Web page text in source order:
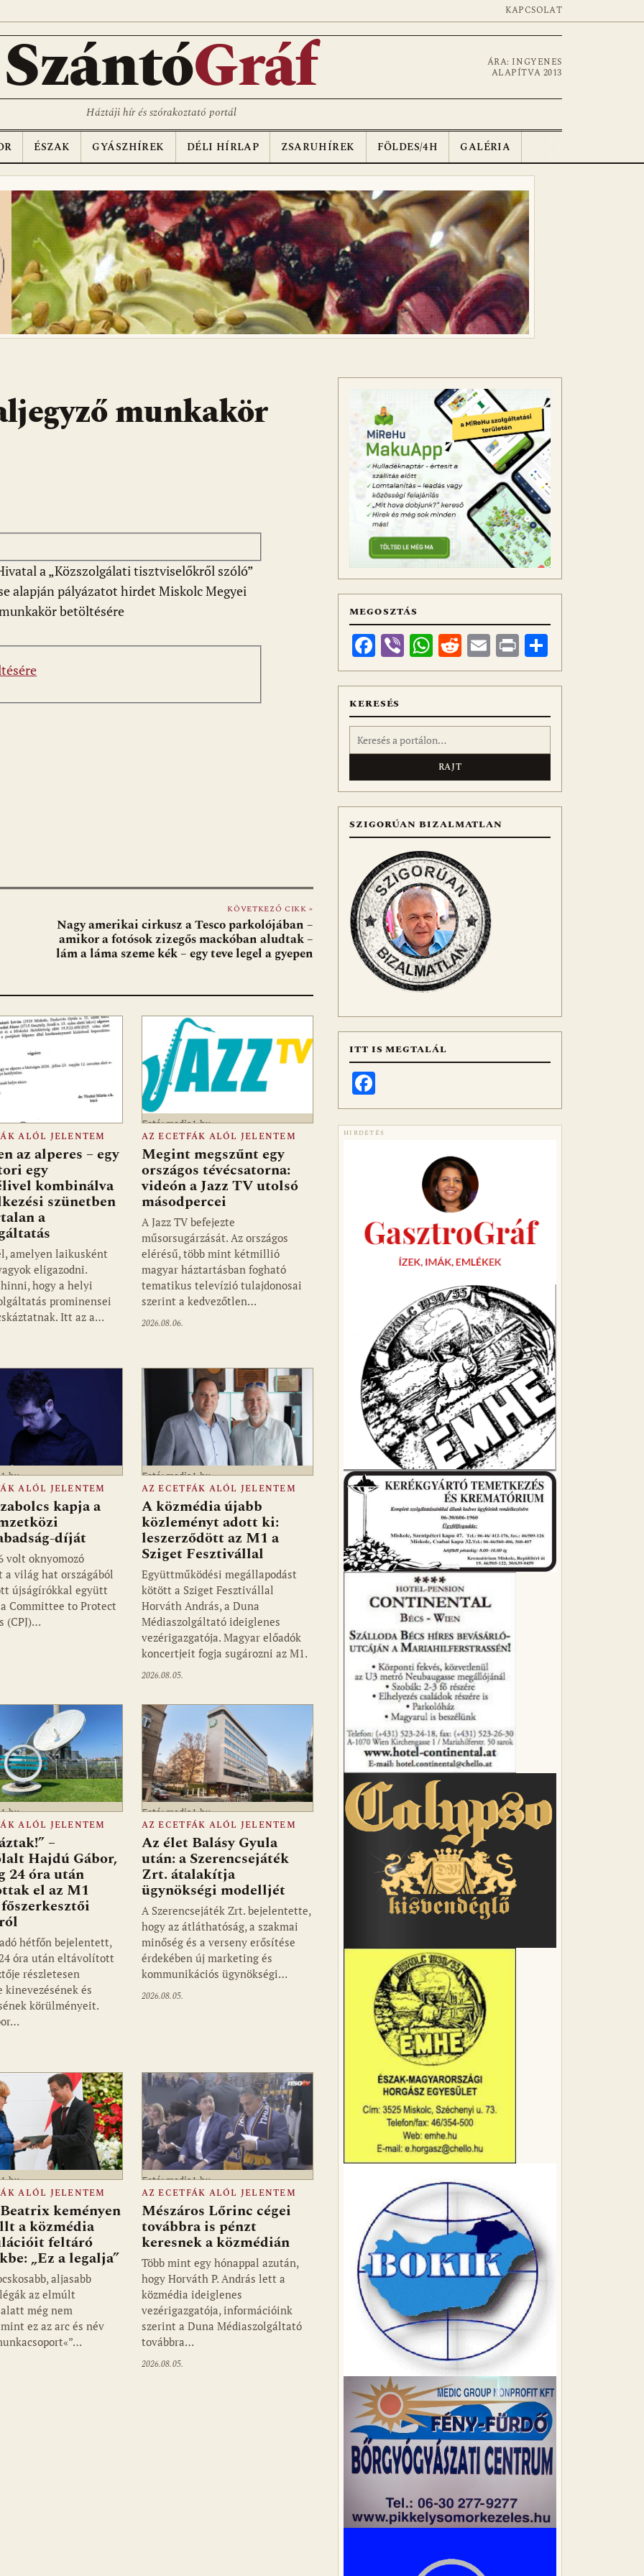
KAPCSOLAT
SzántóGráf
ÁRA: INGYENES
ALAPÍTVA 2013
Háztáji hír és szórakoztató portál
ÉSZAK GYÁSZHÍREK DÉLI HÍRLAP ZSARUHÍREK FÖLDES/4H GALÉRIA
munkakör
a „Közszolgálati tisztviselőkről szóló”
alapján pályázatot hirdet Miskolc Megyei
betöltésére
KÖVETKEZŐ CIKK »
Nagy amerikai cirkusz a Tesco parkolójában –
amikor a fotósok zizegős mackóban aludtak –
lám a láma szeme kék – egy teve legel a gyepen
ALÓL JELENTEM
az alperes – egy
egy
kombinálva
szünetben
a
amelyen laikusként
eligazodni.
hogy a helyi
prominensei
Itt az a…
Fotó: media1.hu
AZ ECETFÁK ALÓL JELENTEM
Megint megszűnt egy
országos tévécsatorna:
videón a Jazz TV utolsó
másodpercei
A Jazz TV befejezte
műsorsugárzását. Az országos
elérésű, több mint kétmillió
magyar háztartásban fogható
tematikus televízió tulajdonosai
szerint a kedvezőtlen…
2026.08.06.
ALÓL JELENTEM
kapja a
díját
volt oknyomozó
a világ hat országából
újságírókkal együtt
Committee to Protect
(CPJ)…
Fotó: media1.hu
AZ ECETFÁK ALÓL JELENTEM
A közmédia újabb
közleményt adott ki:
leszerződött az M1 a
Sziget Fesztivállal
Együttműködési megállapodást
kötött a Sziget Fesztivállal
Horváth András, a Duna
Médiaszolgáltató ideiglenes
vezérigazgatója. Magyar előadók
koncertjeit fogja sugározni az M1.
2026.08.05.
ALÓL JELENTEM
–
Hajdú Gábor,
24 óra után
el az M1
hétfőn bejelentett,
óra után eltávolított
részletesen
és
körülményeit.
Fotó: media1.hu
AZ ECETFÁK ALÓL JELENTEM
Az élet Balásy Gyula
után: a Szerencsejáték
Zrt. átalakítja
ügynökségi modelljét
A Szerencsejáték Zrt. bejelentette,
hogy az átláthatóság, a szakmai
minőség és a verseny erősítése
érdekében új marketing és
kommunikációs ügynökségi…
2026.08.05.
ALÓL JELENTEM
keményen
a közmédia
feltáró
„Ez a legalja”
aljasabb
az elmúlt
még nem
ez az arc és név
Fotó: media1.hu
AZ ECETFÁK ALÓL JELENTEM
Mészáros Lőrinc cégei
továbbra is pénzt
keresnek a közmédián
Több mint egy hónappal azután,
hogy Horváth P. András lett a
közmédia ideiglenes
vezérigazgatója, információink
szerint a Duna Médiaszolgáltató
továbbra…
2026.08.05.
MEGOSZTÁS
Facebook
ViberWhatsApp
Reddit
Email
Print
meg
KERESÉS
Keresés:
SZIGORÚAN BIZALMATLAN
ITT IS MEGTALÁL
HIRDETÉS